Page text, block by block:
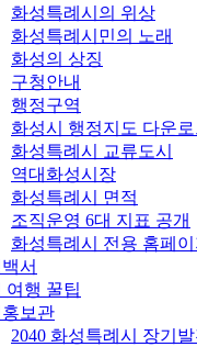
화성특례시의 위상
화성특례시민의 노래
화성의 상징
구청안내
행정구역
화성시 행정지도 다운로
화성특례시 교류도시
역대화성시장
화성특례시 면적
조직운영 6대 지표 공개
화성특례시 전용 홈페이
서
여행 꿀팁
보관
2040 화성특례시 장기